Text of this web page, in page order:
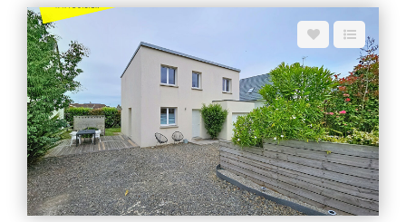
entrée sur salon/séjour avec un poêle à bois donnant
sur une belle terrasse sur pilotis de 40m², exposé plein
sud, cuisine aménagée et équipée, deux chambres,
une salle de bain ( baignoire et douche à l'italienne )
et un wc indépendant. A l'étage : palier, trois chambres
et une salle de bain avec wc. Terrain de 600m², arboré
avec bambous et palmiers, cabanon et un belle
espace pour le stationnement de véhicules, bateau
ou camping-car. PRIX : 429 000€ Honoraires à la
charge du vendeur. Réf : 10421AE Classe énergie : C
(70) Classe climat : A (4) Montant estimé des dépenses
annuelles d'énergie pour un usage standard : entre
1270€ et 1770€ / an. Prix moyens des énergies
indexés sur les années 2021, 2022 et 2023
(abonnements compris) "Les informations sur les
risques auxquels ce bien est exposé sont disponibles